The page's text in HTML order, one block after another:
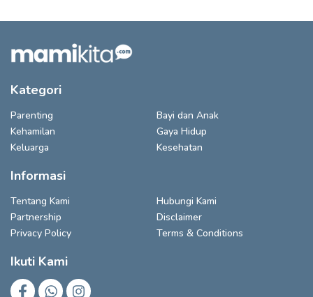
Kategori
Parenting
Bayi dan Anak
Kehamilan
Gaya Hidup
Keluarga
Kesehatan
Informasi
Tentang Kami
Hubungi Kami
Partnership
Disclaimer
Privacy Policy
Terms & Conditions
Ikuti Kami